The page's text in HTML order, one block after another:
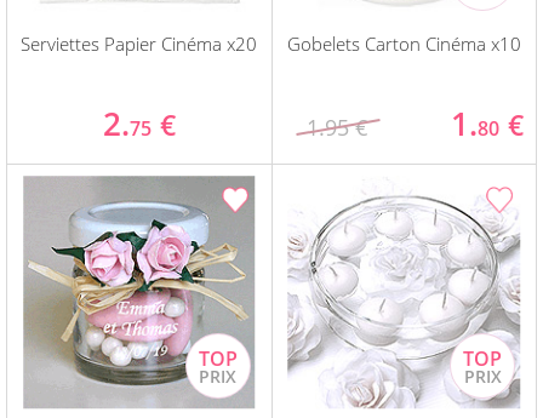
Serviettes Papier Cinéma x20
2.75 €
Gobelets Carton Cinéma x10
1.95 € 1.80 €